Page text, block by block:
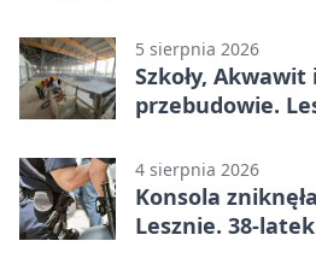
5 sierpnia 2026
Szkoły,
przebudowie.
4 sierpnia 2026
Konsola
Lesznie. 38-